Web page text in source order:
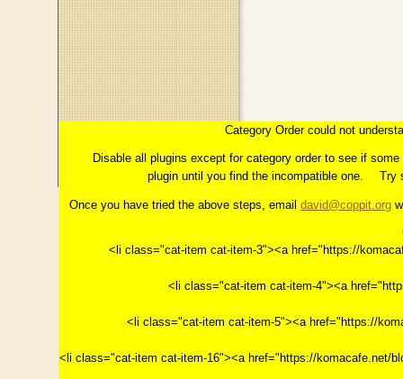
Category Order could not
Disable all plugins except for category order to see if
plugin until you find the incompatible one.
Try
Once you have tried the above steps, email david@coppit.org
<li class="cat-item cat-item-3"><a href="https://
<li class="cat-item cat-item-4"><a
<li class="cat-item cat-item-5"><a href="https://
<li class="cat-item cat-item-16"><a href="https://komacafe.net/
はじめに
第１章「イメージ」とは